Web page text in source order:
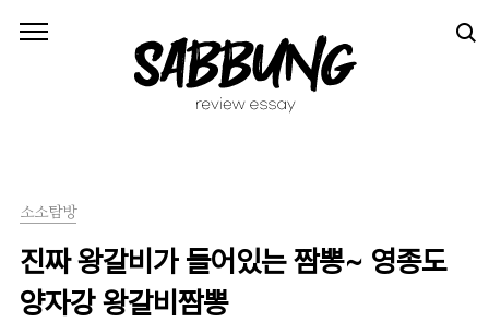
소소탐방
진짜 왕갈비가 들어있는 짬뽕~ 영종도
양자강 왕갈비짬뽕